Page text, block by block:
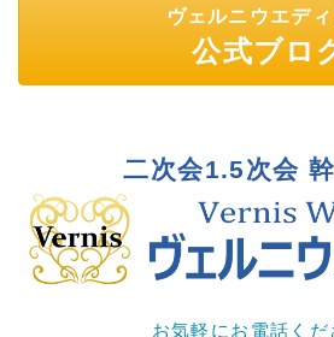
ヴェルニウエデ
公式ブロ
二次会1.5次会
お気軽にお電話くだ